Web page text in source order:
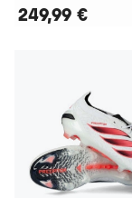
249,99 €